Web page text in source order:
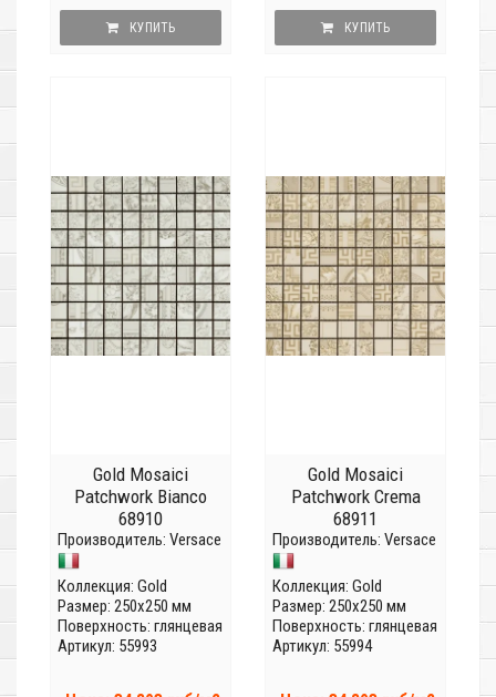
КУПИТЬ КУПИТЬ
Gold Mosaici
Patchwork Bianco
68910
Производитель: Versace
Коллекция: Gold
Размер: 250x250 мм
Поверхность: глянцевая
Артикул: 55993
Gold Mosaici
Patchwork Crema
68911
Производитель: Versace
Коллекция: Gold
Размер: 250x250 мм
Поверхность: глянцевая
Артикул: 55994